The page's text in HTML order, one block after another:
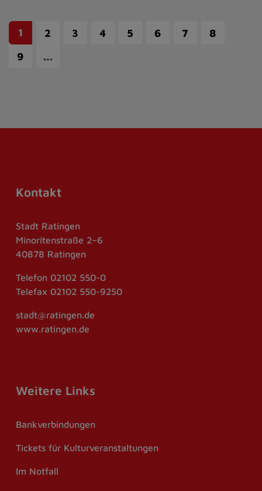
1 2 3 4 5 6 7
8
9
…
Kontakt
Stadt Ratingen
Minoritenstraße 2–6
40878 Ratingen
Telefon 02102 550-0
Telefax 02102 550-9250
stadt@ratingen.de
www.ratingen.de
Weitere Links
Bankverbindungen
Tickets für Kulturveranstaltungen
Im Notfall